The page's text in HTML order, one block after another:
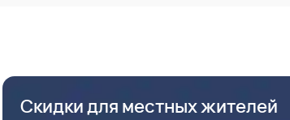
Скидки для местных жителей